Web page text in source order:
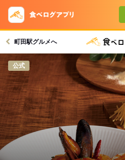
町田駅グルメへ
公式